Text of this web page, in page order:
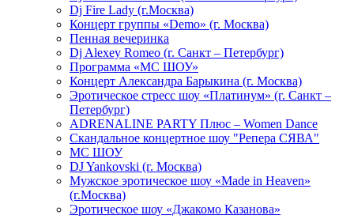
Dj Fire Lady (г.Москва)
Концерт группы «Demo» (г. Москва)
Пенная вечеринка
Dj Alexey Romeo (г. Санкт – Петербург)
Программа «МС ШОУ»
Концерт Александра Барыкина (г. Москва)
Эротическое стресс шоу «Платинум» (г. Санкт –
Петербург)
ADRENALINE PARTY Плюс – Women Dance
Скандальное концертное шоу "Репера СЯВА"
МС ШОУ
DJ Yankovski (г. Москва)
Мужское эротическое шоу «Made in Heaven»
(г.Москва)
Эротическое шоу «Джакомо Казанова»